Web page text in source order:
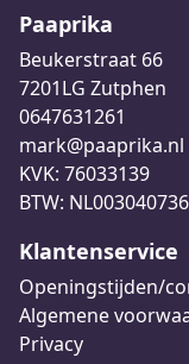
Paaprika
Beukerstraat 66
7201LG Zutphen
0647631261
mark@paaprika.nl
KVK: 76033139
BTW:
Klantenservice
Openingstijden/
Algemene
Privacy